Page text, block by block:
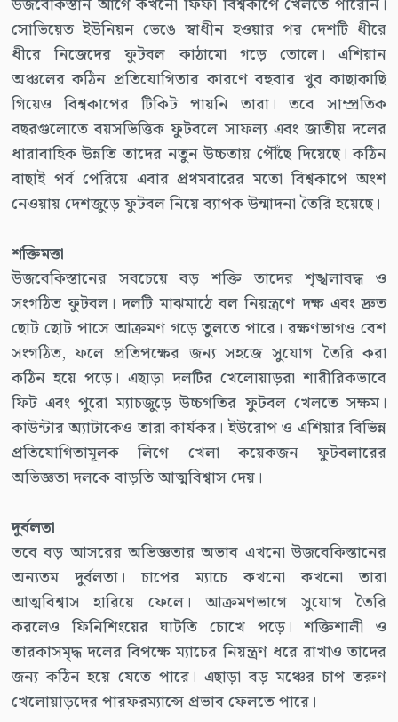
সোভিয়েত ইউনিয়ন ভেঙে স্বাধীন হওয়ার পর দেশটি ধীরে
ধীরে নিজেদের ফুটবল কাঠামো গড়ে তোলে। এশিয়ান
অঞ্চলের কঠিন প্রতিযোগিতার কারণে বহুবার খুব কাছাকাছি
গিয়েও বিশ্বকাপের টিকিট পায়নি তারা। তবে সাম্প্রতিক
বছরগুলোতে বয়সভিত্তিক ফুটবলে সাফল্য এবং জাতীয় দলের
ধারাবাহিক উন্নতি তাদের নতুন উচ্চতায় পৌঁছে দিয়েছে। কঠিন
বাছাই পর্ব পেরিয়ে এবার প্রথমবারের মতো বিশ্বকাপে অংশ
নেওয়ায় দেশজুড়ে ফুটবল নিয়ে ব্যাপক উন্মাদনা তৈরি হয়েছে।
শক্তিমত্তা
উজবেকিস্তানের সবচেয়ে বড় শক্তি তাদের শৃঙ্খলাবদ্ধ ও
সংগঠিত ফুটবল। দলটি মাঝমাঠে বল নিয়ন্ত্রণে দক্ষ এবং দ্রুত
ছোট ছোট পাসে আক্রমণ গড়ে তুলতে পারে। রক্ষণভাগও বেশ
সংগঠিত, ফলে প্রতিপক্ষের জন্য সহজে সুযোগ তৈরি করা
কঠিন হয়ে পড়ে। এছাড়া দলটির খেলোয়াড়রা শারীরিকভাবে
ফিট এবং পুরো ম্যাচজুড়ে উচ্চগতির ফুটবল খেলতে সক্ষম।
কাউন্টার অ্যাটাকেও তারা কার্যকর। ইউরোপ ও এশিয়ার বিভিন্ন
প্রতিযোগিতামূলক লিগে খেলা কয়েকজন ফুটবলারের
অভিজ্ঞতা দলকে বাড়তি আত্মবিশ্বাস দেয়।
দুর্বলতা
তবে বড় আসরের অভিজ্ঞতার অভাব এখনো উজবেকিস্তানের
অন্যতম দুর্বলতা। চাপের ম্যাচে কখনো কখনো তারা
আত্মবিশ্বাস হারিয়ে ফেলে। আক্রমণভাগে সুযোগ তৈরি
করলেও ফিনিশিংয়ের ঘাটতি চোখে পড়ে। শক্তিশালী ও
তারকাসমৃদ্ধ দলের বিপক্ষে ম্যাচের নিয়ন্ত্রণ ধরে রাখাও তাদের
জন্য কঠিন হয়ে যেতে পারে। এছাড়া বড় মঞ্চের চাপ তরুণ
খেলোয়াড়দের পারফরম্যান্সে প্রভাব ফেলতে পারে।